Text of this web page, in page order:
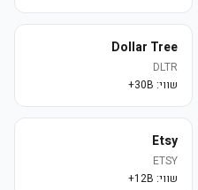
Dollar Tree
DLTR
שווי: 30B+
Etsy
ETSY
שווי: 12B+